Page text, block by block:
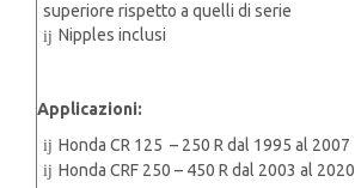
superiore rispetto a quelli di serie
Nipples inclusi
Applicazioni:
Honda CR 125 – 250 R dal 1995 al 2007
Honda CRF 250 – 450 R dal 2003 al 2020